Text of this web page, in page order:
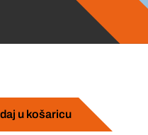
u košaricu
Group. All rights reserved.